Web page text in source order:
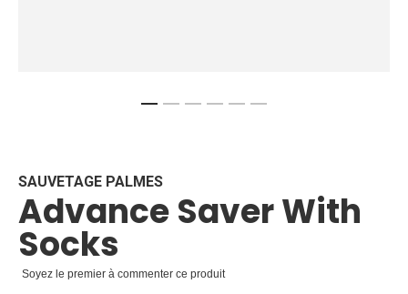
beginning
of
the
images
gallery
SAUVETAGE PALMES
Advance Saver With
Socks
Soyez le premier à commenter ce produit